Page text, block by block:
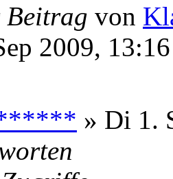
Beitrag von
2009, 13:16
» Di 1.